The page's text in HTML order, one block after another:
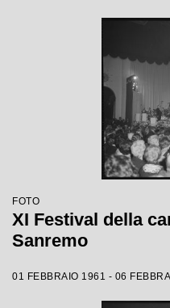
FOTO
XI Festival della
Sanremo
01 FEBBRAIO 1961 - 06